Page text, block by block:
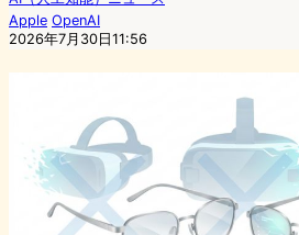
Apple OpenAI
2026年7月30日11:56